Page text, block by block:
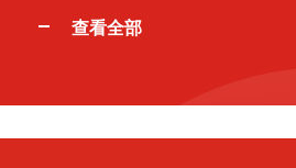
查看全部